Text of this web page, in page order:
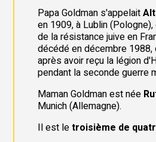
Papa Goldman s'appelait
en 1909, à Lublin
de la résistance juive en
décédé en décembre
après avoir reçu la légion
pendant la seconde guerre
Maman Goldman est née
Munich (Allemagne).
Il est letroisième de